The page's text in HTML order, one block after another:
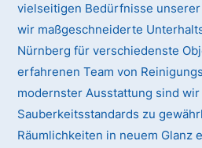
vielseitigen Bedürfnisse
wir maßgeschneiderte
Nürnberg für verschiedenste
erfahrenen Team von
modernster Ausstattung sind
Sauberkeitsstandards zu
Räumlichkeiten in neuem Glanz